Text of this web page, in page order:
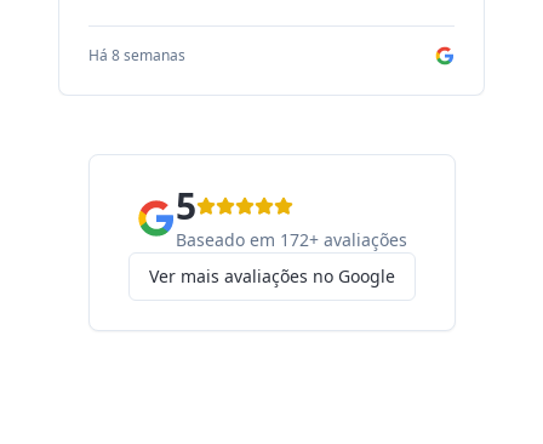
Há 8 semanas
5
Baseado em 172+ avaliações
Ver mais avaliações no Google